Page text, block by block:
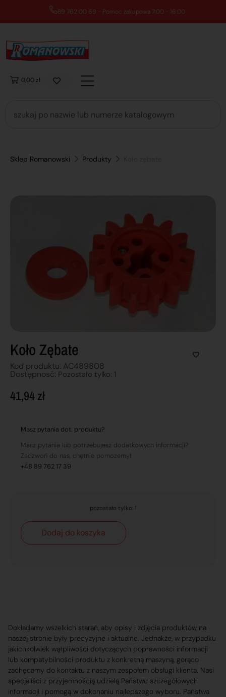
89 762 00 69 - Pomoc zakupowa 7:00 - 16:00
0,00 zł
Sklep Romanowski Produkty
Koło Zębate
Kod produktu: AC489808
Dostępnosć: Pozostało tylko: 1
41,94zł
Masz pytania dot. produktu?
Masz pytania lub potrzebujesz dodatkowych informacji?
Zadzwoń do nas, chętnie pomożemy!
+48 89 762 17 39
pozostało tylko: 1
Dodaj do koszyka
Dokładamy wszelkich starań, aby opisy i zdjęcia produktów na
naszej stronie były precyzyjne i aktualne. Jednakże, w przypadku
jakichkolwiek wątpliwości dotyczących poprawności informacji
lub kompatybilności produktu z konkretną maszyną, gorąco
zachęcamy do kontaktu z naszym zespołem obsługi klienta. Nasi
specjaliści z przyjemnością udzielą Państwu szczegółowych
informacji i pomogą w dokonaniu najlepszego wyboru. Państwa